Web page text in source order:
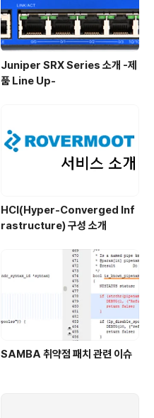
Juniper SRX Series 소개 -제
품 Line Up-
HCI(Hyper-Converged Inf
rastructure) 구성 소개
SAMBA 취약점 패치 관련 이슈